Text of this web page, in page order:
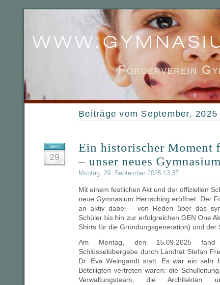
Förderverein
Beiträge vom September, 2025
SEP.
29
Ein historischer Moment
– unser neues
Montag, 29. September 2025 13:37
Mit einem festlichen Akt und der offiziellen
neue Gymnasium Herrsching eröffnet. Der
an aktiv dabei – von Reden über das
Schüler bis hin zur erfolgreichen GEN One
Shirts für die Gründungsgeneration) und der
Am Montag, den 15.09.2025
Schlüsselübergabe durch Landrat Stefan
Dr. Eva Weingandt statt. Es war ein sehr
Beteiligten vertreten waren: die
Verwaltungsteam, die Architekten